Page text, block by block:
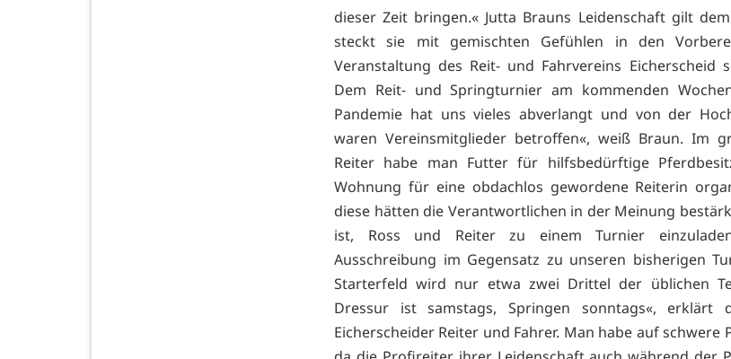
dieser Zeit bringen.« Jutta Brauns Leidenschaft gilt
steckt sie mit gemischten Gefühlen in den
Veranstaltung des Reit- und Fahrvereins Eicherscheid
Dem Reit- und Springturnier am kommenden
Pandemie hat uns vieles abverlangt und von der
waren Vereinsmitglieder betroffen«, weiß Braun. Im
Reiter habe man Futter für hilfsbedürftige
Wohnung für eine obdachlos gewordene Reiterin
diese hätten die Verantwortlichen in der Meinung
ist, Ross und Reiter zu einem Turnier
Ausschreibung im Gegensatz zu unseren bisherigen
Starterfeld wird nur etwa zwei Drittel der üblichen
Dressur ist samstags, Springen sonntags«, erklärt
Eicherscheider Reiter und Fahrer. Man habe auf schwere